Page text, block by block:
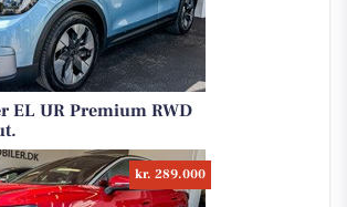
EL UR Premium RWD
kr. 289.000